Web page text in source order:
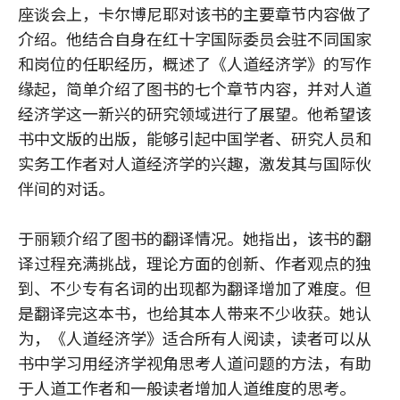
座谈会上，卡尔博尼耶对该书的主要章节内容做了
介绍。他结合自身在红十字国际委员会驻不同国家
和岗位的任职经历，概述了《人道经济学》的写作
缘起，简单介绍了图书的七个章节内容，并对人道
经济学这一新兴的研究领域进行了展望。他希望该
书中文版的出版，能够引起中国学者、研究人员和
实务工作者对人道经济学的兴趣，激发其与国际伙
伴间的对话。
于丽颖介绍了图书的翻译情况。她指出，该书的翻
译过程充满挑战，理论方面的创新、作者观点的独
到、不少专有名词的出现都为翻译增加了难度。但
是翻译完这本书，也给其本人带来不少收获。她认
为，《人道经济学》适合所有人阅读，读者可以从
书中学习用经济学视角思考人道问题的方法，有助
于人道工作者和一般读者增加人道维度的思考。